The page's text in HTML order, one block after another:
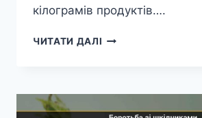
кілограмів продуктів….
ЧИТАТИ ДАЛІ РІЗНИЦЯ
ТА
ХАРЧОВОЮ